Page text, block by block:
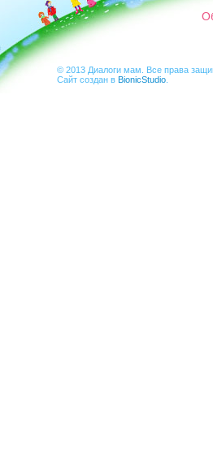
© 2013 Диалоги мам. Все права
Сайт создан в BionicStudio